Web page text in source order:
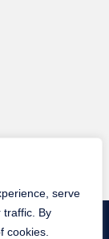
serve
traffic. By
cookies.
KG ∙